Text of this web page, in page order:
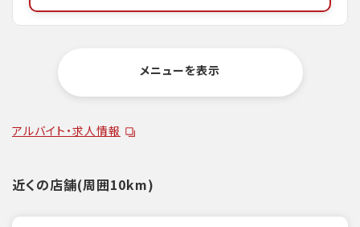
メニューを表示
アルバイト・求人情報
近くの店舗(周囲10km)